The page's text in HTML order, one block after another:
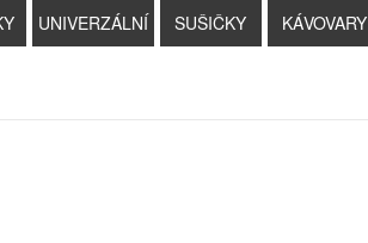
UNIVERZÁLNÍ SUŠIČKY KÁVOVARY